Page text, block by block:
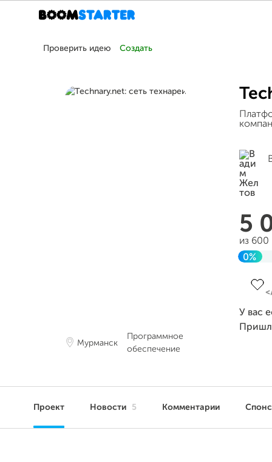
Проверить идею Создать
Мурманск
Программное
обеспечение
5
из
0%
У вас
Проект Новости 5 Комментарии